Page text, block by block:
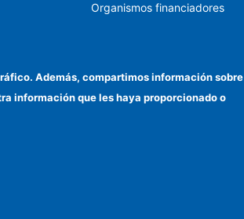
Organismos financiadores
Cómo llegar
Además, compartimos información sobre
información que les haya proporcionado o